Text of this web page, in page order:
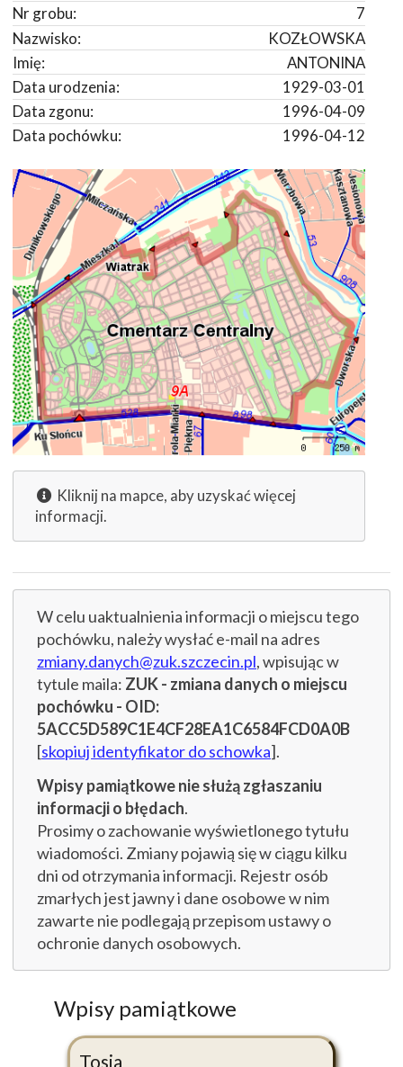
7
Nr grobu:
KOZŁOWSKA
Nazwisko:
ANTONINA
Imię:
1929-03-01
Data urodzenia:
1996-04-09
Data zgonu:
1996-04-12
Data pochówku:
Kliknij na mapce, aby uzyskać więcej
informacji.
W celu uaktualnienia informacji o miejscu tego
pochówku, należy wysłać e-mail na adres
zmiany.danych@zuk.szczecin.pl, wpisując w
tytule maila: ZUK - zmiana danych o miejscu
pochówku - OID:
5ACC5D589C1E4CF28EA1C6584FCD0A0B
[skopiuj identyfikator do schowka].
Wpisy pamiątkowe nie służą zgłaszaniu
informacji o błędach.
Prosimy o zachowanie wyświetlonego tytułu
wiadomości. Zmiany pojawią się w ciągu kilku
dni od otrzymania informacji. Rejestr osób
zmarłych jest jawny i dane osobowe w nim
zawarte nie podlegają przepisom ustawy o
ochronie danych osobowych.
Wpisy pamiątkowe
Tosia